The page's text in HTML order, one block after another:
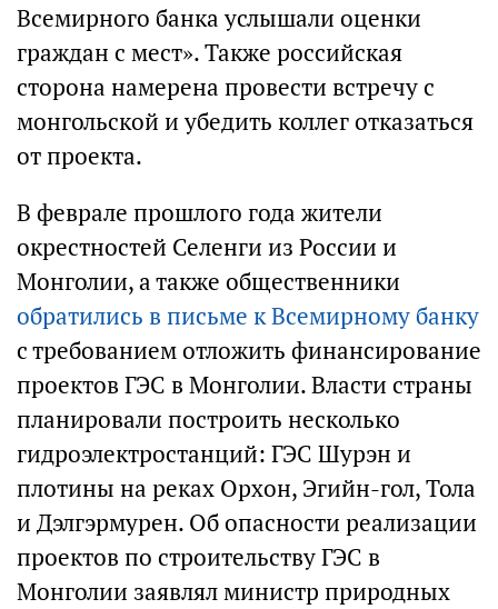
Всемирного банка услышали оценки
граждан с мест». Также российская
сторона намерена провести встречу с
монгольской и убедить коллег отказаться
от проекта.
В феврале прошлого года жители
окрестностей Селенги из России и
Монголии, а также общественники
обратились в письме к Всемирному банку
с требованием отложить финансирование
проектов ГЭС в Монголии. Власти страны
планировали построить несколько
гидроэлектростанций: ГЭС Шурэн и
плотины на реках Орхон, Эгийн-гол, Тола
и Дэлгэрмурен. Об опасности реализации
проектов по строительству ГЭС в
Монголии заявлял министр природных